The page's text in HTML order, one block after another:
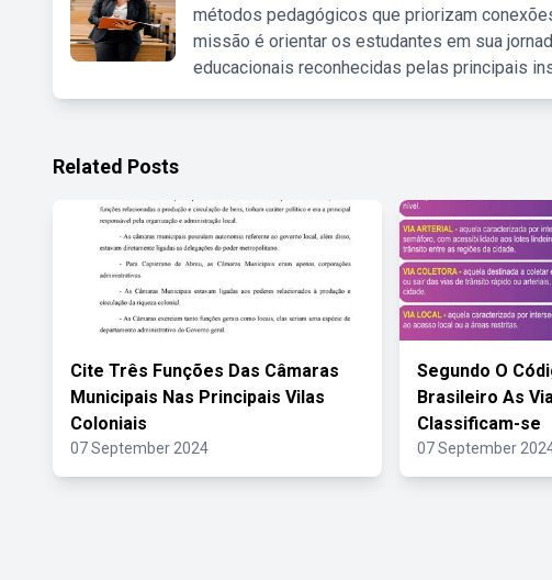
métodos pedagógicos que priorizam
missão é orientar os estudantes em sua
educacionais reconhecidas pelas principais
Related Posts
Cite Três Funções Das Câmaras
Municipais Nas Principais Vilas
Coloniais
07 September 2024
Segundo O
Brasileiro As
Classificam-se
07 September